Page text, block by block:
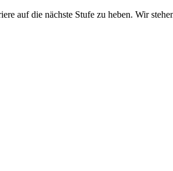
auf die nächste Stufe zu heben. Wir